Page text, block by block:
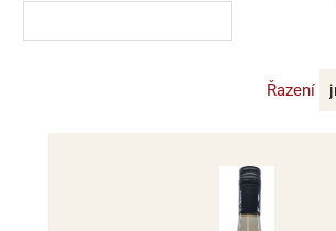
Řazení